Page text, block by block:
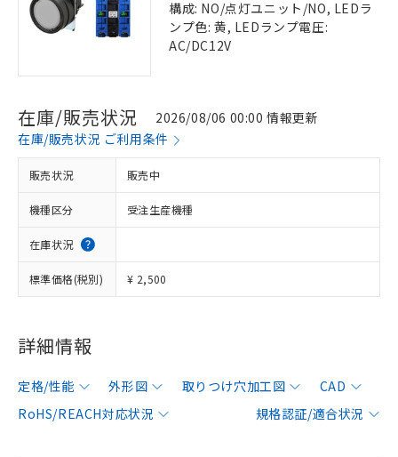
構成: NO/点灯ユニット/NO, LEDラ
ンプ色: 黄, LEDランプ電圧:
AC/DC12V
在庫/販売状況
2026/08/06 00:00 情報更新
在庫/販売状況 ご利用条件
販売状況 販売中
機種区分 受注生産機種
在庫状況
標準価格(税別) ¥ 2,500
詳細情報
定格/性能 外形図 取りつけ穴加工図
CAD
RoHS/REACH対応状況
規格認証/適合状況